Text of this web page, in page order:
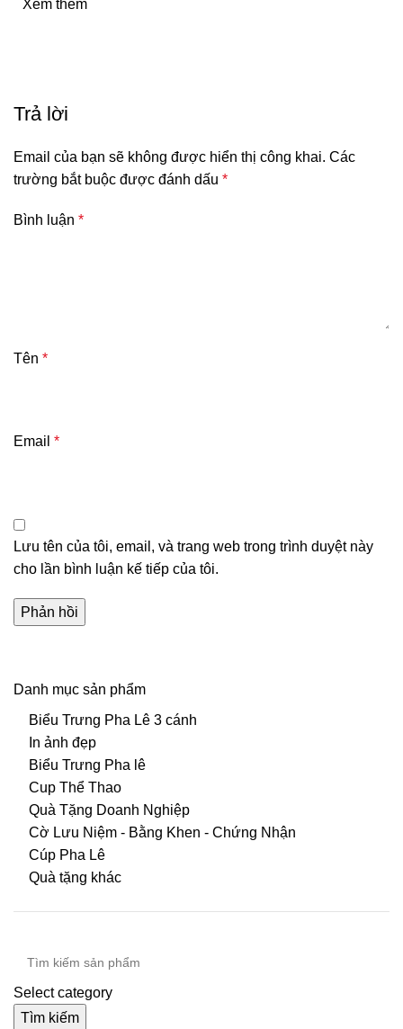
Xem thêm
Trả lời
Email của bạn sẽ không được hiển thị công khai. Các
trường bắt buộc được đánh dấu *
Bình luận *
Tên *
Email *
Lưu tên của tôi, email, và trang web trong trình duyệt này
cho lần bình luận kế tiếp của tôi.
Danh mục sản phẩm
Biểu Trưng Pha Lê 3 cánh
In ảnh đẹp
Biểu Trưng Pha lê
Cup Thể Thao
Quà Tặng Doanh Nghiệp
Cờ Lưu Niệm - Bằng Khen - Chứng Nhận
Cúp Pha Lê
Quà tặng khác
Select category
Tìm kiếm